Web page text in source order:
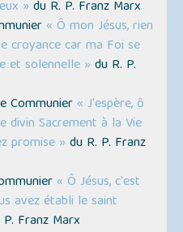
» du R. P. Franz Marx
« Ô mon Jésus, rien
croyance car ma Foi se
et solennelle » du R. P.
Communier « J'espère, ô
divin Sacrement à la Vie
promise » du R. P. Franz
« Ô Jésus, c'est
avez établi le saint
Franz Marx